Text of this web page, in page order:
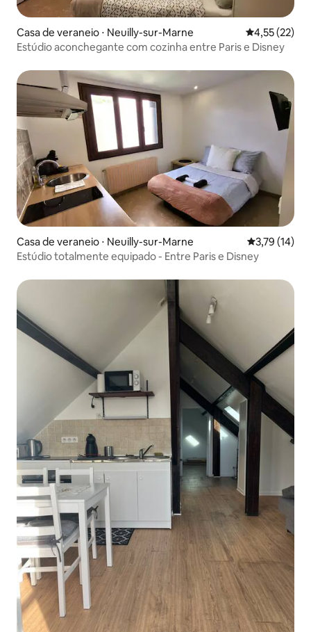
Casa de veraneio ⋅ Neuilly-sur-Marne 4,55 de uma
4,55 (22)
Estúdio aconchegante com cozinha entre Paris e Disney
Casa de veraneio ⋅ Neuilly-sur-Marne 3,79 de uma
3,79 (14)
Estúdio totalmente equipado - Entre Paris e Disney